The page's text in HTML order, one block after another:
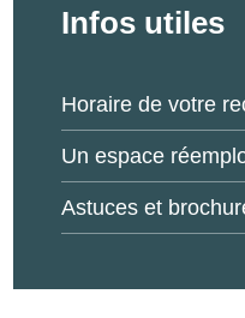
Infos utiles
Horaire de votre
Un espace
Astuces et